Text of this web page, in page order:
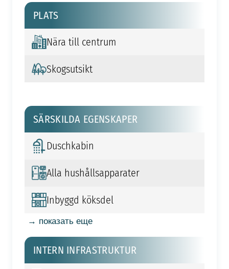
PLATS
Nära till centrum
Skogsutsikt
SÄRSKILDA EGENSKAPER
Duschkabin
Alla hushållsapparater
Inbyggd köksdel
→ показать еще
INTERN INFRASTRUKTUR